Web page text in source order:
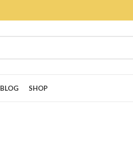
BLOG SHOP